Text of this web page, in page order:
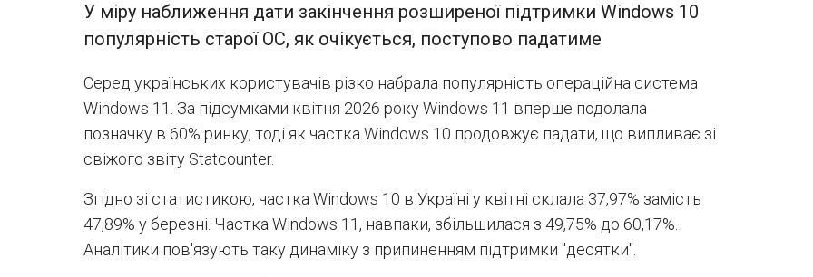
У міру наближення дати закінчення розширеної підтримки Windows 10
популярність старої ОС, як очікується, поступово падатиме
Серед українських користувачів різко набрала популярність операційна система
Windows 11. За підсумками квітня 2026 року Windows 11 вперше подолала
позначку в 60% ринку, тоді як частка Windows 10 продовжує падати, що випливає зі
свіжого звіту Statcounter.
Згідно зі статистикою, частка Windows 10 в Україні у квітні склала 37,97% замість
47,89% у березні. Частка Windows 11, навпаки, збільшилася з 49,75% до 60,17%.
Аналітики пов'язують таку динаміку з припиненням підтримки "десятки".